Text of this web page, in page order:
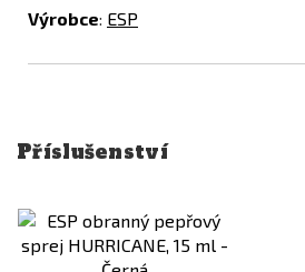
Výrobce: ESP
Příslušenství